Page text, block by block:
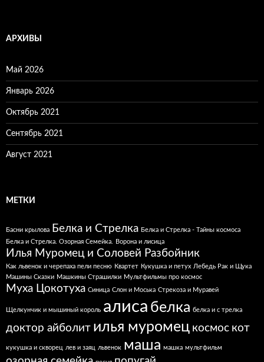
АРХИВЫ
Май 2026
Январь 2026
Октябрь 2021
Сентябрь 2021
Август 2021
МЕТКИ
Басни крылова Белка и Стрелка Белка и Стрелка - Тайны космоса
Белка и Стрелка. Озорная Семейка.
Ворона и лисица
Илья Муромец и Соловей Разбойник
Как львенок и черепаха пели песню Квартет Кукушка и петух Лебедь Рак и Щука
Машины Сказки Машкины Страшилки Мультфильмы про космос
Муха Цокотуха Синица Слон и Моська Стрекоза и Муравей
Щелкунчик и мышиный король алиса белка белка и с трелка
доктор айболит илья муромец космос кот
кукушка и скворец лев и заяц львенок маша машка мультфильм